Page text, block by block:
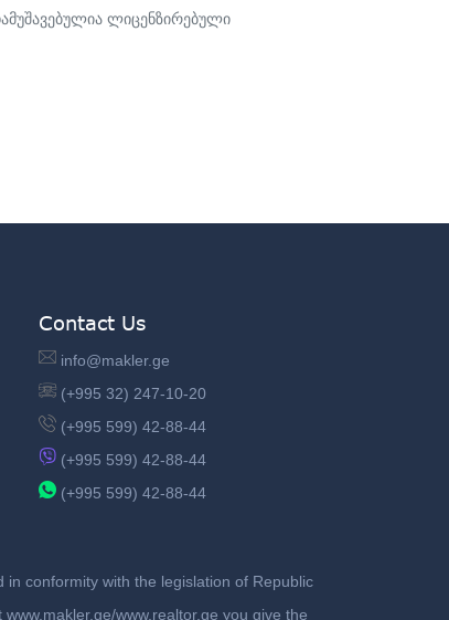
ლიცენზირებული
Contact Us
info@makler.ge
(+995 32) 247-10-20
(+995 599) 42-88-44
(+995 599) 42-88-44
(+995 599) 42-88-44
conformity with the legislation of Republic
www.realtor.ge you give the